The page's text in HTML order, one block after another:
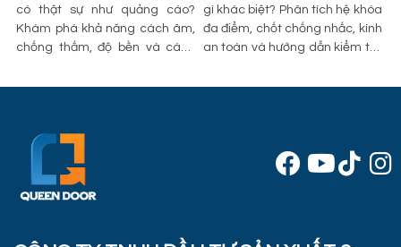
có thật sự như quảng cáo?
Khám phá khả năng cách âm,
chống thấm, độ bền và cách
lắp đặt.
gì khác biệt? Phân tích hệ khóa
đa điểm, chốt chống nhấc, kính
an toàn và hướng dẫn kiểm tra
trộm đạt chuẩn.